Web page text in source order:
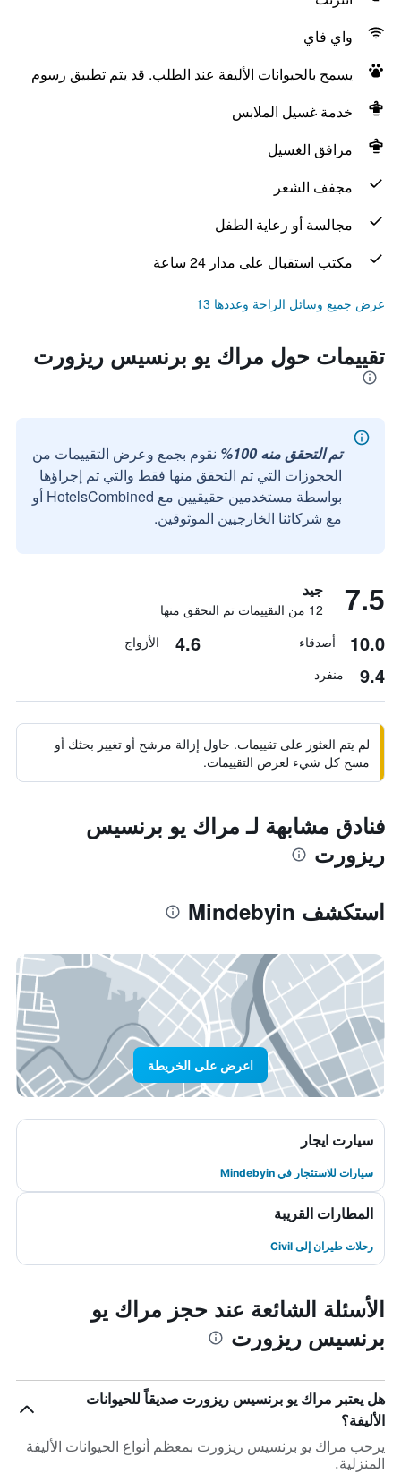
واي فاي
يسمح بالحيوانات الأليفة عند الطلب. قد يتم تطبيق رسوم
خدمة غسيل الملابس
مرافق الغسيل
مجفف الشعر
مجالسة أو رعاية الطفل
مكتب استقبال على مدار 24 ساعة
عرض جميع وسائل الراحة وعددها 13
تقييمات حول مراك يو برنسيس ريزورت
تم التحقق منه 100%
نقوم بجمع وعرض التقييمات من
الحجوزات التي تم التحقق منها فقط والتي تم إجراؤها
بواسطة مستخدمين حقيقيين مع HotelsCombined أو
مع شركائنا الخارجيين الموثوقين.
7.5 جيد
12 من التقييمات تم التحقق منها
10.0 أصدقاء 4.6 الأزواج
9.4 منفرد
لم يتم العثور على تقييمات. حاول إزالة مرشح أو تغيير بحثك أو
مسح كل شيء لعرض التقييمات.
فنادق مشابهة لـ مراك يو برنسيس
ريزورت
استكشف Mindebyin
اعرض على الخريطة
سيارت ايجار
سيارات للاستئجار في Mindebyin
المطارات القريبة
رحلات طيران إلى Civil
الأسئلة الشائعة عند حجز مراك يو
برنسيس ريزورت
هل يعتبر مراك يو برنسيس ريزورت صديقاً للحيوانات
الأليفة؟
يرحب مراك يو برنسيس ريزورت بمعظم أنواع الحيوانات الأليفة
المنزلية.